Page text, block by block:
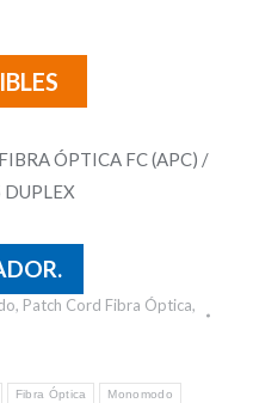
ÓPTICA FC (APC) /
, Patch Cord Fibra Óptica,
Fibra Óptica Monomodo